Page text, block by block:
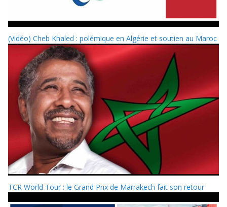
(Vidéo) Cheb Khaled : polémique en Algérie et soutien au Maroc
TCR World Tour : le Grand Prix de Marrakech fait son retour